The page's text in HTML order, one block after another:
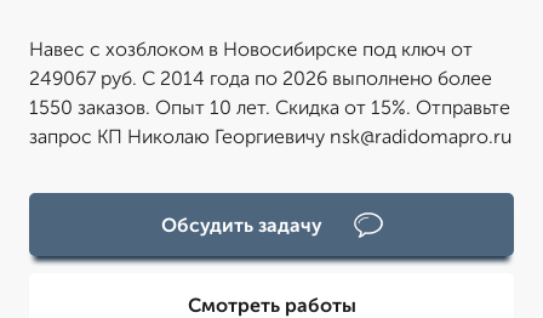
Навес с хозблоком в Новосибирске под ключ от
249067 руб. С 2014 года по 2026 выполнено более
1550 заказов. Опыт 10 лет. Скидка от 15%. Отправьте
запрос КП Николаю Георгиевичу nsk@radidomapro.ru
Обсудить задачу
Смотреть работы